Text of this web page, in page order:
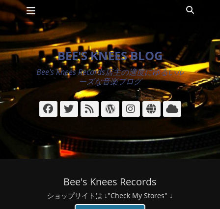
コ
ン
テ
ン
ツ
へ
ッ
プ
メインメニュー
索
BEE'S KNEES BLOG
Bee's Knees Records店主の適度にゆるいル
ーズな音楽ブログ
Facebook
Twitter
ィ
ド
WordPress
Instagram
サ
イ
ク
ラ
ウ
ド
Bee's Knees Records
ショップサイトは ↓"Check My Stores" ↓